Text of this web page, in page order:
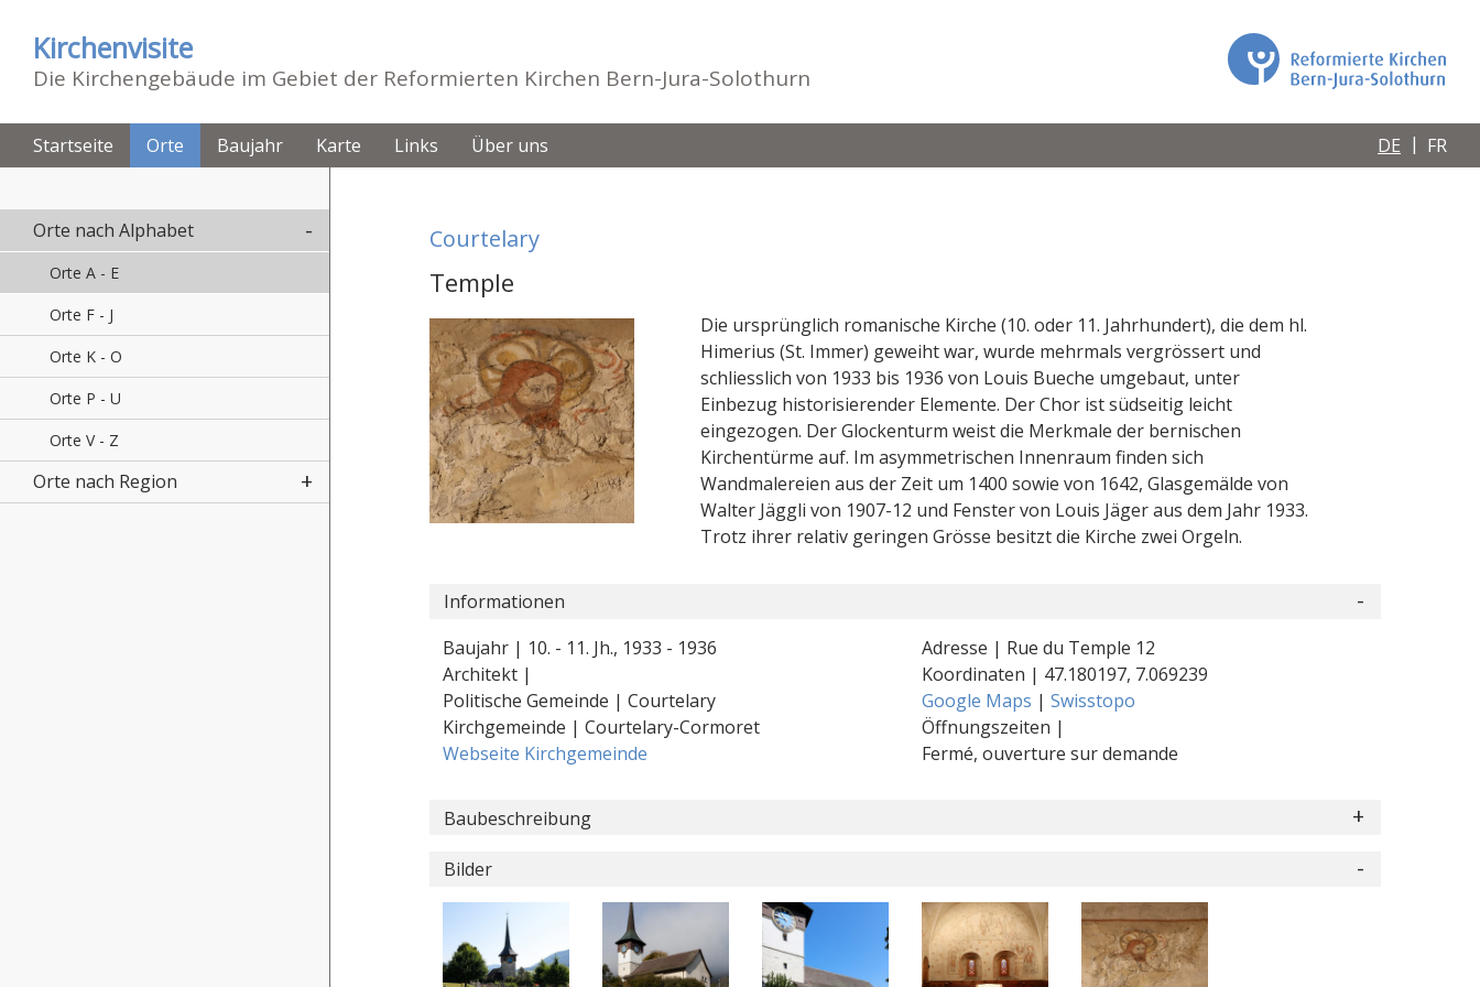
Kirchenvisite
Die Kirchengebäude im Gebiet der Reformierten Kirchen Bern-Jura-Solothurn
Startseite Orte Baujahr Karte Links Über uns DE FR
Orte nach Alphabet
Orte A - E
Orte F - J
Orte K - O
Orte P - U
Orte V - Z
Orte nach Region
Courtelary
Temple
Die ursprünglich romanische Kirche (10. oder 11. Jahrhundert), die dem hl.
Himerius (St. Immer) geweiht war, wurde mehrmals vergrössert und
schliesslich von 1933 bis 1936 von Louis Bueche umgebaut, unter
Einbezug historisierender Elemente. Der Chor ist südseitig leicht
eingezogen. Der Glockenturm weist die Merkmale der bernischen
Kirchentürme auf. Im asymmetrischen Innenraum finden sich
Wandmalereien aus der Zeit um 1400 sowie von 1642, Glasgemälde von
Walter Jäggli von 1907-12 und Fenster von Louis Jäger aus dem Jahr 1933.
Trotz ihrer relativ geringen Grösse besitzt die Kirche zwei Orgeln.
Informationen
Baujahr | 10. - 11. Jh., 1933 - 1936
Architekt |
Politische Gemeinde | Courtelary
Kirchgemeinde | Courtelary-Cormoret
Webseite Kirchgemeinde
Adresse | Rue du Temple 12
Koordinaten | 47.180197, 7.069239
Google Maps | Swisstopo
Öffnungszeiten |
Fermé, ouverture sur demande
Baubeschreibung
Bilder